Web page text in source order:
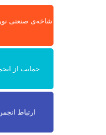
شاخه‌ی صنعتی نور
حمایت از
ارتباط